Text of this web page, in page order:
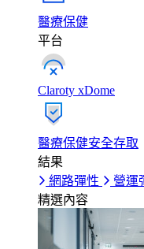
醫療保健
平台
Claroty xDome
醫療保健安全存取
結果
網路彈性
營運
精選內容